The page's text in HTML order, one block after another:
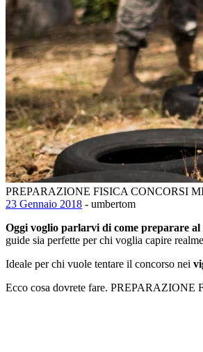
PREPARAZIONE FISICA CONCORSI
23 Gennaio 2018 - umbertom
Oggi voglio parlarvi di come preparare
guide sia perfette per chi voglia capire
Ideale per chi vuole tentare il concorso nei
Ecco cosa dovrete fare.